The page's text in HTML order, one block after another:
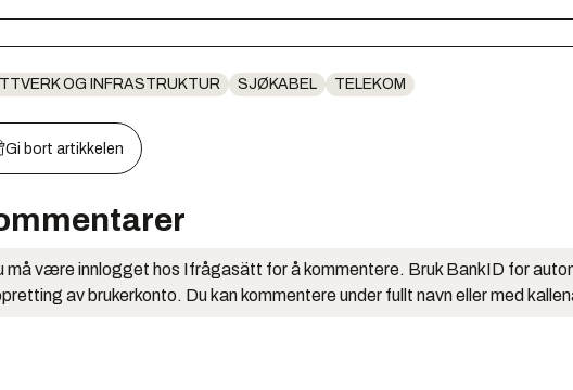
OG INFRASTRUKTUR SJØKABEL TELEKOM
Gi bort artikkelen
må være innlogget hos Ifrågasätt for å kommentere. Bruk BankID for
av brukerkonto. Du kan kommentere under fullt navn eller med